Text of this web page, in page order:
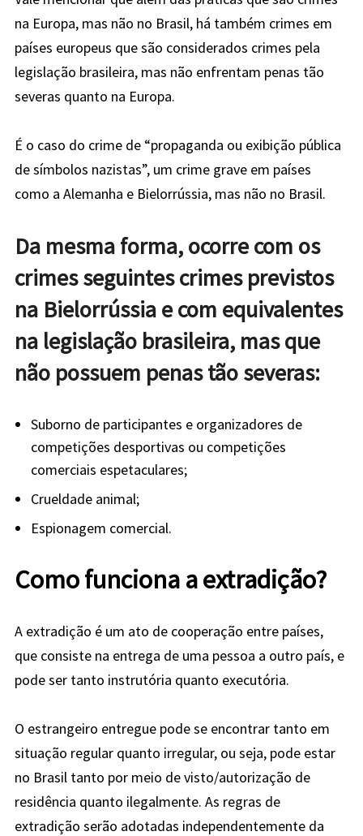
na Europa, mas não no Brasil, há também crimes em
países europeus que são considerados crimes pela
legislação brasileira, mas não enfrentam penas tão
severas quanto na Europa.
É o caso do crime de “propaganda ou exibição pública
de símbolos nazistas”, um crime grave em países
como a Alemanha e Bielorrússia, mas não no Brasil.
Da mesma forma, ocorre com os
crimes seguintes crimes previstos
na Bielorrússia e com equivalentes
na legislação brasileira, mas que
não possuem penas tão severas:
Suborno de participantes e organizadores de
competições desportivas ou competições
comerciais espetaculares;
Crueldade animal;
Espionagem comercial.
Como funciona a extradição?
A extradição é um ato de cooperação entre países,
que consiste na entrega de uma pessoa a outro país, e
pode ser tanto instrutória quanto executória.
O estrangeiro entregue pode se encontrar tanto em
situação regular quanto irregular, ou seja, pode estar
no Brasil tanto por meio de visto/autorização de
residência quanto ilegalmente. As regras de
extradição serão adotadas independentemente da